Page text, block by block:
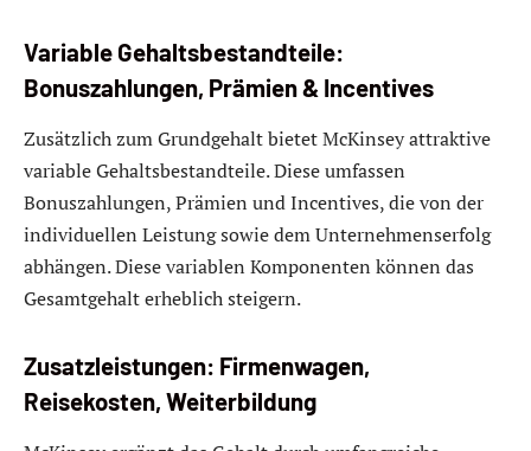
Variable Gehaltsbestandteile:
Bonuszahlungen, Prämien & Incentives
Zusätzlich zum Grundgehalt bietet McKinsey attraktive
variable Gehaltsbestandteile. Diese umfassen
Bonuszahlungen, Prämien und Incentives, die von der
individuellen Leistung sowie dem Unternehmenserfolg
abhängen. Diese variablen Komponenten können das
Gesamtgehalt erheblich steigern.
Zusatzleistungen: Firmenwagen,
Reisekosten, Weiterbildung